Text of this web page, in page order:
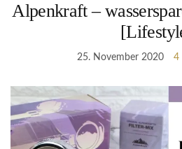
Alpenkraft –
25. November 2020 4